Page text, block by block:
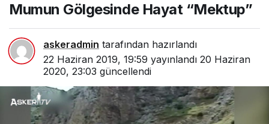
Mumun Gölgesinde Hayat “Mektup”
askeradmin tarafından hazırlandı
22 Haziran 2019, 19:59 yayınlandı 20 Haziran
2020, 23:03 güncellendi